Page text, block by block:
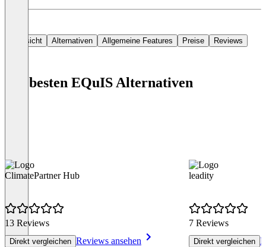
Übersicht Alternativen Allgemeine Features Preise Reviews
Die besten EQuIS Alternativen
ClimatePartner Hub
13 Reviews
Direkt vergleichen Reviews ansehen
leadity
7 Reviews
Direkt vergleichen